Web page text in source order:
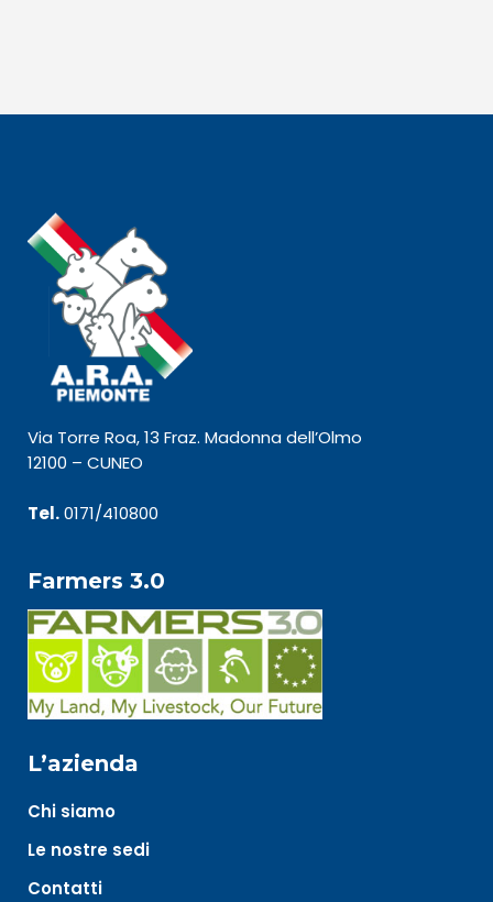
Via Torre Roa, 13 Fraz. Madonna dell’Olmo
12100 – CUNEO
Tel.0171/410800
Farmers 3.0
L’azienda
Chi siamo
Le nostre sedi
Contatti